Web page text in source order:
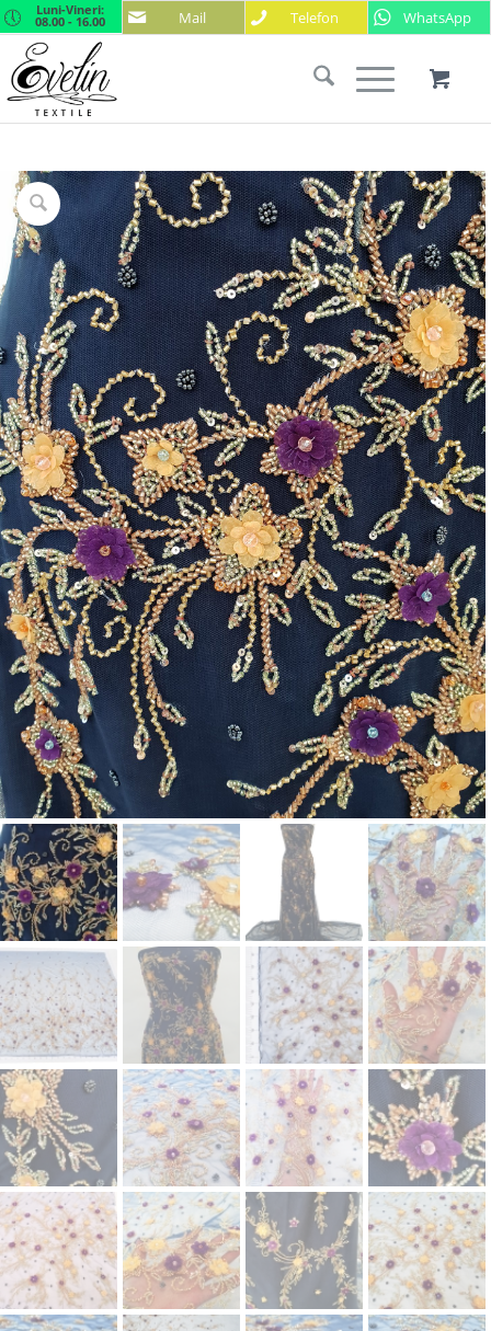
Mail Telefon WhatsApp
Luni-Vineri:
08.00 - 16.00